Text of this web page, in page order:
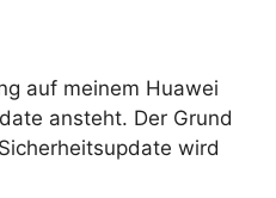
auf meinem Huawei
ansteht. Der Grund
wird